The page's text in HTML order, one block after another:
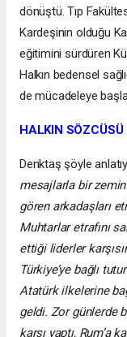
dönüştü. Tıp
Kardeşinin olduğu
eğitimini sürdüren
Halkın bedensel
de mücadeleye
HALKIN SÖZCÜSÜ
Denktaş şöyle
mesajlarla bir
gören arkadaşları
Muhtarlar etrafını
ettiği liderler
Türkiye’ye bağlı
Atatürk ilkelerine
geldi. Zor günlerde
karşı yaptı, Rum’a